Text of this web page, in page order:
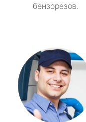
бензорезов.